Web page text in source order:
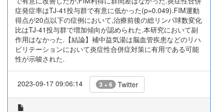
症発症率はTJ-41投与群で有意に低かった(p=0.049).FIM運動
得点が20点以下の症例において,治療前後の総リンパ球数変化
比はTJ-41投与群で増加傾向が認められた.本研究において副
作用はなかった.【結論】補中益気湯は脳血管疾患などのリハ
ビリテーションにおいて炎症性合併症対策に有用である可能
性が示唆された.
2023-09-17 09:06:14 3 + 6 Twitter